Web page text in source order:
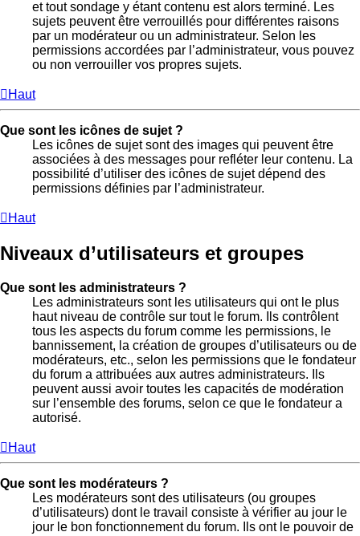
et tout sondage y étant contenu est alors terminé. Les
sujets peuvent être verrouillés pour différentes raisons
par un modérateur ou un administrateur. Selon les
permissions accordées par l’administrateur, vous pouvez
ou non verrouiller vos propres sujets.
Haut
Que sont les icônes de sujet ?
Les icônes de sujet sont des images qui peuvent être
associées à des messages pour refléter leur contenu. La
possibilité d’utiliser des icônes de sujet dépend des
permissions définies par l’administrateur.
Haut
Niveaux d’utilisateurs et groupes
Que sont les administrateurs ?
Les administrateurs sont les utilisateurs qui ont le plus
haut niveau de contrôle sur tout le forum. Ils contrôlent
tous les aspects du forum comme les permissions, le
bannissement, la création de groupes d’utilisateurs ou de
modérateurs, etc., selon les permissions que le fondateur
du forum a attribuées aux autres administrateurs. Ils
peuvent aussi avoir toutes les capacités de modération
sur l’ensemble des forums, selon ce que le fondateur a
autorisé.
Haut
Que sont les modérateurs ?
Les modérateurs sont des utilisateurs (ou groupes
d’utilisateurs) dont le travail consiste à vérifier au jour le
jour le bon fonctionnement du forum. Ils ont le pouvoir de